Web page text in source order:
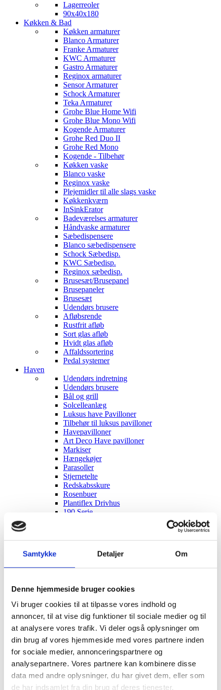
Samtykke Detaljer Om
Denne hjemmeside bruger cookies
Vi bruger cookies til at tilpasse vores indhold og
annoncer, til at vise dig funktioner til sociale medier og til
at analysere vores trafik. Vi deler også oplysninger om
din brug af vores hjemmeside med vores partnere inden
for sociale medier, annonceringspartnere og
analysepartnere. Vores partnere kan kombinere disse
data med andre oplysninger, du har givet dem, eller som
de har indsamlet fra din brug af deres tjenester.
Lagerreoler
90x40x180
Køkken & Bad
Køkken armaturer
Blanco Armaturer
Franke Armaturer
KWC Armaturer
Gastro Armaturer
Reginox armaturer
Sensor Armaturer
Schock Armaturer
Teka Armaturer
Grohe Blue Home Wifi
Grohe Blue Mono Wifi
Kogende Armaturer
Grohe Red Duo II
Grohe Red Mono
Kogende - Tilbehør
Køkken vaske
Blanco vaske
Reginox vaske
Plejemidler til alle slags vaske
Køkkenkværn
InSinkErator
Badeværelses armaturer
Håndvaske armaturer
Sæbedispensere
Blanco sæbedispensere
Schock Sæbedisp.
KWC Sæbedisp.
Reginox sæbedisp.
Brusesæt/Brusepanel
Brusepaneler
Brusesæt
Udendørs brusere
Afløbsrende
Rustfrit afløb
Sort glas afløb
Hvidt glas afløb
Affaldssortering
Pedal systemer
Haven
Udendørs indretning
Udendørs brusere
Bål og grill
Solcelleanlæg
Luksus have Pavilloner
Tilbehør til luksus pavilloner
Havepavilloner
Art Deco Have pavilloner
Markiser
Hængekøjer
Parasoller
Stjernetelte
Redskabsskure
Rosenbuer
Plantiflex Drivhus
190 Serie
Folie væksthuse
Rundt om træet
Teaktræ bænke
Parkbænke
Gyngebænke
Udendørs leg & Spil
Sport
Trampoliner
Gynger
Hoppeborge
Legehuse
Sandkasser
Gokart og el-biler
Havemøbler